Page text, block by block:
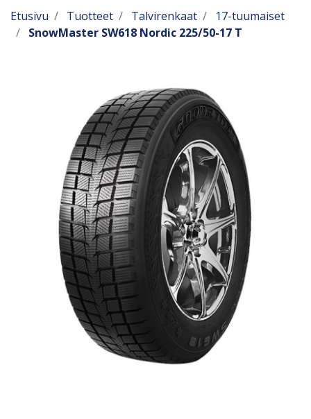
Etusivu Tuotteet Talvirenkaat
17-tuumaiset
SnowMaster SW618 Nordic 225/50-17 T